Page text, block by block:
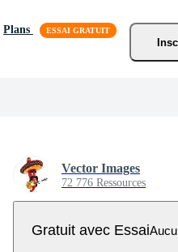
Plans
Vector Images
72 776 Ressources
Gratuit avec Essai